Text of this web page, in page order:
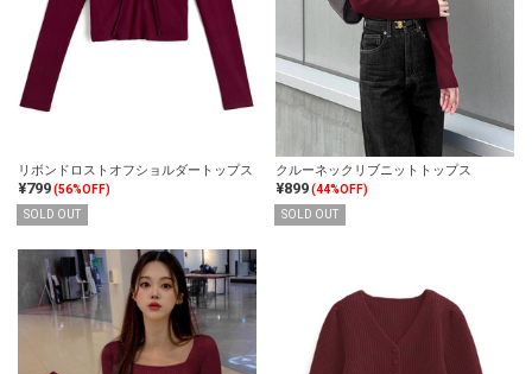
リボンドロストオフショルダートップス
¥799(56%OFF)
SOLD OUT
クルーネックリブニットトップス
¥899(44%OFF)
SOLD OUT